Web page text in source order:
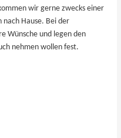
wir gerne zwecks einer
nach ​Hause. Bei der
Wünsche und legen den
nehmen wollen fest.